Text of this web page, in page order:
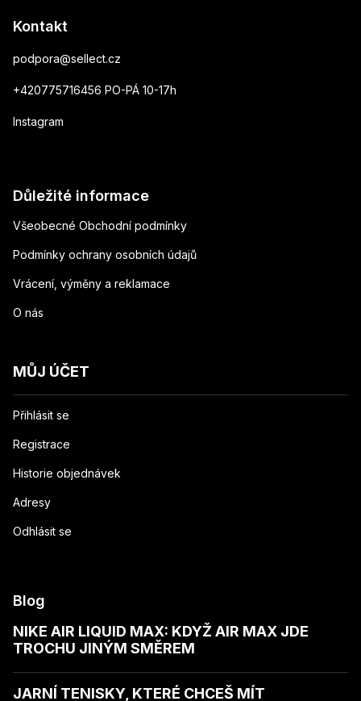
Kontakt
podpora@sellect.cz
+420775716456 PO-PÁ 10-17h
Instagram
Důležité informace
Všeobecné Obchodní podmínky
Podmínky ochrany osobních údajů
Vrácení, výměny a reklamace
O nás
MŮJ ÚČET
Přihlásit se
Registrace
Historie objednávek
Adresy
Odhlásit se
Blog
NIKE AIR LIQUID MAX: KDYŽ AIR MAX JDE
TROCHU JINÝM SMĚREM
JARNÍ TENISKY, KTERÉ CHCEŠ MÍT